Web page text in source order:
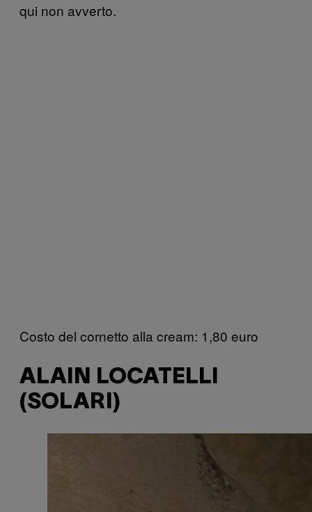
qui non avverto.
Costo del cornetto alla cream: 1,80 euro
ALAIN LOCATELLI
(SOLARI)